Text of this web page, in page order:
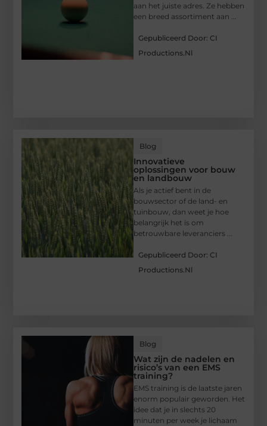
aan het juiste adres. Ze hebben
een breed assortiment aan ...
Gepubliceerd Door: CI
Productions.nl
Blog
Innovatieve
oplossingen voor bouw
en landbouw
Als je actief bent in de
bouwsector of de land- en
tuinbouw, dan weet je hoe
belangrijk het is om
betrouwbare leveranciers ...
Gepubliceerd Door: CI
Productions.nl
Blog
Wat zijn de nadelen en
risico’s van een EMS
training?
EMS training is de laatste jaren
enorm populair geworden. Het
idee dat je in slechts 20
minuten per week je lichaam